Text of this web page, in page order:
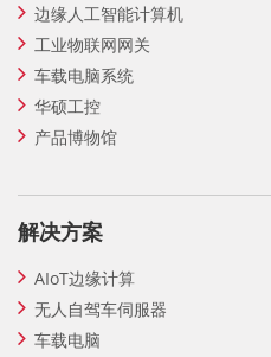
边缘人工智能计算机
工业物联网网关
车载电脑系统
华硕工控
产品博物馆
解决方案
AIoT边缘计算
无人自驾车伺服器
车载电脑